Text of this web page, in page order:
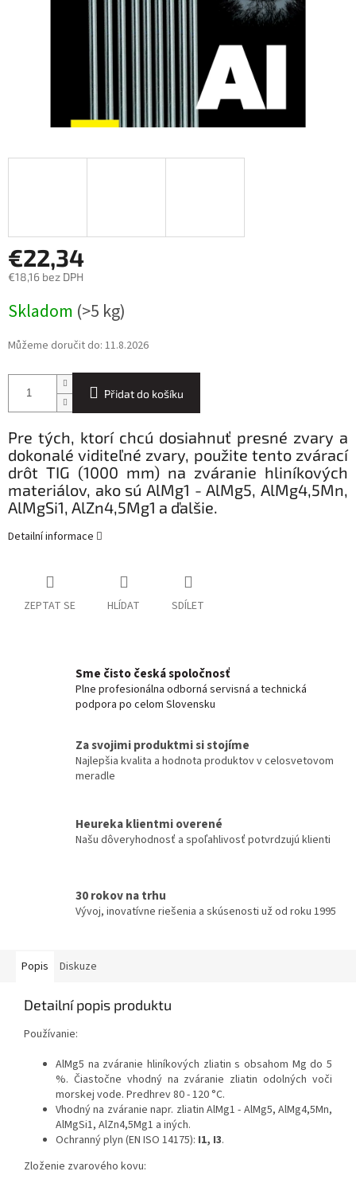
€22,34
€18,16 bez DPH
cena:
Skladom (>5 kg)
Můžeme doručit do: 11.8.2026
Přidat do košíku
Pre tých, ktorí chcú dosiahnuť presné zvary a
dokonalé viditeľné zvary, použite tento zvárací
drôt TIG (1000 mm) na zváranie hliníkových
materiálov, ako sú AlMg1 - AlMg5, AlMg4,5Mn,
AlMgSi1, AlZn4,5Mg1 a ďalšie.
Detailní informace
ZEPTAT SE HLÍDAT SDÍLET
Sme čisto česká spoločnosť
Plne profesionálna odborná servisná a technická
podpora po celom Slovensku
Za svojimi produktmi si stojíme
Najlepšia kvalita a hodnota produktov v celosvetovom
meradle
Heureka klientmi overené
Našu dôveryhodnosť a spoľahlivosť potvrdzujú klienti
30 rokov na trhu
Vývoj, inovatívne riešenia a skúsenosti už od roku 1995
Popis Diskuze
Detailní popis produktu
Používanie:
AlMg5 na zváranie hliníkových zliatin s obsahom Mg do 5
%. Čiastočne vhodný na zváranie zliatin odolných voči
morskej vode. Predhrev 80 - 120 °C.
Vhodný na zváranie napr. zliatin AlMg1 - AlMg5, AlMg4,5Mn,
AlMgSi1, AlZn4,5Mg1 a iných.
Ochranný plyn (EN ISO 14175): I1, I3.
Zloženie zvarového kovu: